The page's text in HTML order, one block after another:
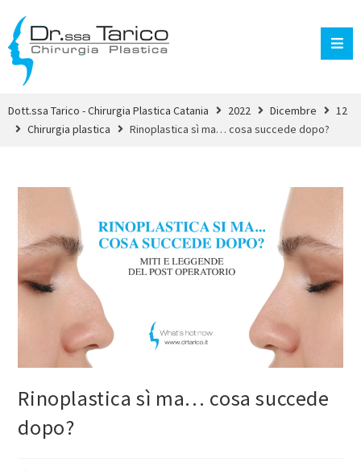
Dott.ssa Tarico - Chirurgia Plastica Catania 2022 Dicembre
12
Chirurgia plastica
Rinoplastica sì ma… cosa succede dopo?
Rinoplastica sì ma… cosa succede
dopo?